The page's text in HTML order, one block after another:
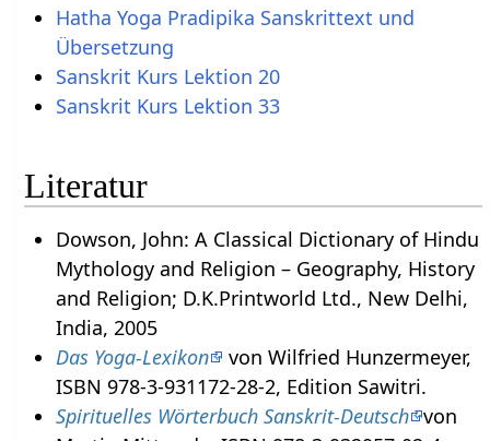
Hatha Yoga Pradipika Sanskrittext und
Übersetzung
Sanskrit Kurs Lektion 20
Sanskrit Kurs Lektion 33
Literatur
Dowson, John: A Classical Dictionary of Hindu
Mythology and Religion – Geography, History
and Religion; D.K.Printworld Ltd., New Delhi,
India, 2005
Das Yoga-Lexikon
von Wilfried Hunzermeyer,
ISBN 978-3-931172-28-2, Edition Sawitri.
Spirituelles Wörterbuch Sanskrit-Deutsch von